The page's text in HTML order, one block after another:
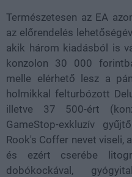
Természetesen az EA
az előrendelés
akik három kiadásból is
konzolon 30 000
melle elérhető lesz a
holmikkal felturbózott
illetve 37 500-ért
GameStop-exkluzív
Rook's Coffer nevet viseli,
és ezért cserébe
dobókockával,